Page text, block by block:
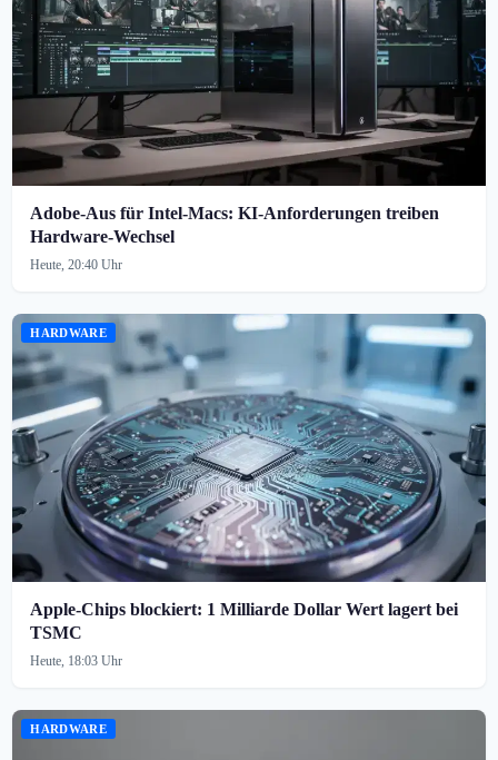
Adobe-Aus für Intel-Macs: KI-Anforderungen treiben
Hardware-Wechsel
Heute, 20:40 Uhr
HARDWARE
Apple-Chips blockiert: 1 Milliarde Dollar Wert lagert bei
TSMC
Heute, 18:03 Uhr
HARDWARE